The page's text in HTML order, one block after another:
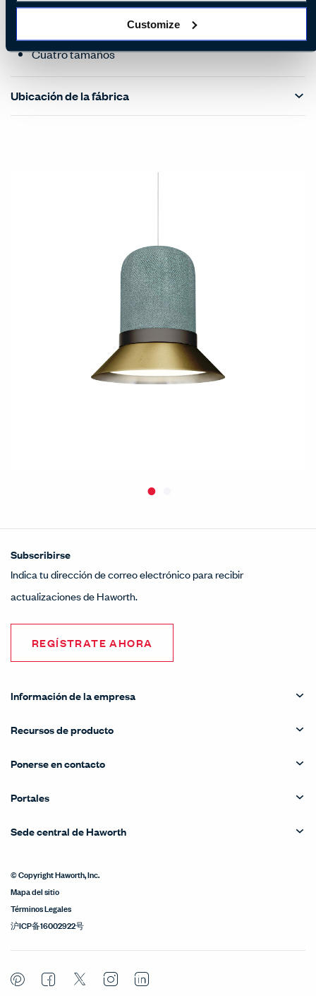
Customize
LED
Cuatro tamaños
Ubicación de la fábrica
Subscribirse
Indica tu dirección de correo electrónico para recibir
actualizaciones de Haworth.
REGÍSTRATE AHORA
Información de la empresa
Recursos de producto
Ponerse en contacto
Portales
Sede central de Haworth
© Copyright Haworth, Inc.
Mapa del sitio
Términos Legales
沪ICP备16002922号
PinterestFacebook
TwitterInstagramLinkedIn